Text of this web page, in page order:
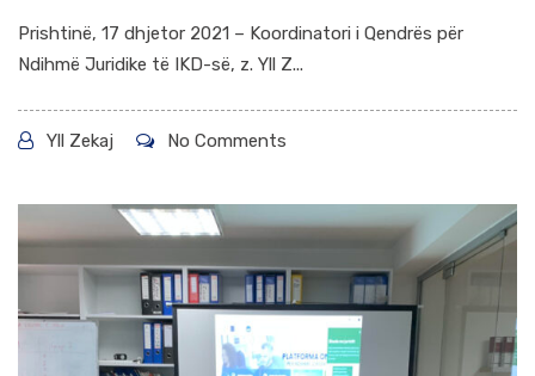
Prishtinë, 17 dhjetor 2021 – Koordinatori i Qendrës për
Ndihmë Juridike të IKD-së, z. Yll Z...
Yll Zekaj No Comments